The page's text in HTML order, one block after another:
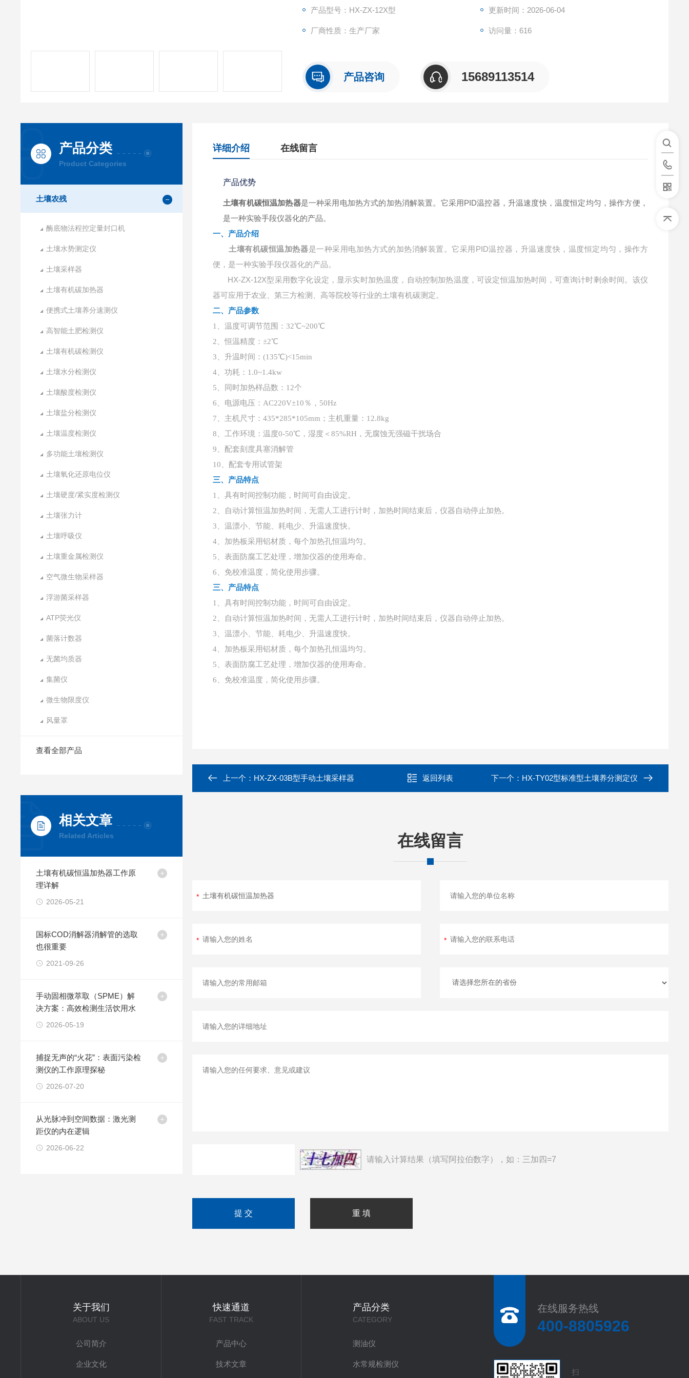
产品型号：HX-ZX-12X型 更新时间：2026-06-04
厂商性质：生产厂家 访问量：616
产品咨询 15689113514
产品分类
Product Categories
土壤农残
酶底物法程控定量封口机
土壤水势测定仪
土壤采样器
土壤有机碳加热器
便携式土壤养分速测仪
高智能土肥检测仪
土壤有机碳检测仪
土壤水分检测仪
土壤酸度检测仪
土壤盐分检测仪
土壤温度检测仪
多功能土壤检测仪
土壤氧化还原电位仪
土壤硬度/紧实度检测仪
土壤张力计
土壤呼吸仪
土壤重金属检测仪
空气微生物采样器
浮游菌采样器
ATP荧光仪
菌落计数器
无菌均质器
集菌仪
微生物限度仪
风量罩
查看全部产品
相关文章
Related Articles
土壤有机碳恒温加热器工作原
理详解
2026-05-21
国标COD消解器消解管的选取
也很重要
2021-09-26
手动固相微萃取（SPME）解
决方案：高效检测生活饮用水
2026-05-19
捕捉无声的“火花”：表面污染检
测仪的工作原理探秘
2026-07-20
从光脉冲到空间数据：激光测
距仪的内在逻辑
2026-06-22
详细介绍 在线留言
产品优势
土壤有机碳恒温加热器是一种采用电加热方式的加热消解装置。它采用PID温控器，升温速度快，温度恒定均匀，操作方便，
是一种实验手段仪器化的产品。
一、 产品介绍
土壤有机碳恒温加热器是一种采用电加热方式的加热消解装置。它采用 PID温控器，升温速度快，温度恒定均匀，操作方
便，是一种实验手段仪器化的产品。
HX-ZX-12X型采用数字化设定，显示实时加热温度，自动控制加热温度，可设定恒温加热时间，可查询计时剩余时间。该仪
器可应用于农业、第三方检测、高等院校等行业的土壤有机碳测定。
二、 产品参数
1、温度可调节范围：32℃~200℃
2、恒温精度：±2℃
3、升温时间：(135℃)<15min
4、功耗：1.0~1.4kw
5、同时加热样品数：12个
6、电源电压：AC220V±10％，50Hz
7、主机尺寸：435*285*105mm；主机重量：12.8kg
8、工作环境：温度0-50℃，湿度＜85%RH，无腐蚀无强磁干扰场合
9、配套刻度具塞消解管
10、配套专用试管架
三、产品特点
1、具有时间控制功能，时间可自由设定。
2、自动计算恒温加热时间，无需人工进行计时，加热时间结束后，仪器自动停止加热。
3、温漂小、节能、耗电少、升温速度快。
4、加热板采用铝材质，每个加热孔恒温均匀。
5、表面防腐工艺处理，增加仪器的使用寿命。
6、免校准温度，简化使用步骤。
三、产品特点
1、具有时间控制功能，时间可自由设定。
2、自动计算恒温加热时间，无需人工进行计时，加热时间结束后，仪器自动停止加热。
3、温漂小、节能、耗电少、升温速度快。
4、加热板采用铝材质，每个加热孔恒温均匀。
5、表面防腐工艺处理，增加仪器的使用寿命。
6、免校准温度，简化使用步骤。
上一个： HX-ZX-03B型手动土壤采样器 返回列表 下一个： HX-TY02型标准型土壤养分测定仪
在线留言
请输入计算结果（填写阿拉伯数字），如：三加四=7
关于我们
ABOUT US
公司简介
企业文化
快速通道
FAST TRACK
产品中心
技术文章
产品分类
CATEGORY
测油仪
水常规检测仪
在线服务热线
400-8805926
扫